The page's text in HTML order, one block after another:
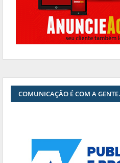
COMUNICAÇÃO É COM A GENTE.